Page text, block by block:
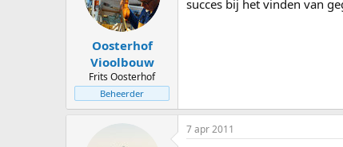
Oosterhof
Vioolbouw
Frits Oosterhof
Beheerder
succes bij het vinden van
7 apr 2011